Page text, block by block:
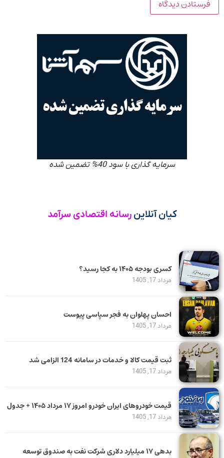
سرمایه گذاری با سود 40% تضمین شده
کیان آنلاین رسانه اقتصادی سرآمد
کسری بودجه ۱۴۰۵ به کجا رسید؟
مرداد 17, 1405
احسان پهلوان به فجر سپاسی پیوست
مرداد 17, 1405
ثبت قیمت کالا و خدمات در سامانه 124 الزامی شد
مرداد 17, 1405
قیمت خودرو‌های ایران خودرو امروز ۱۷ مرداد ۱۴۰۵ + جدول
مرداد 17, 1405
بدهی ١٧ میلیارد دلاری شرکت نفت به صندوق توسعه